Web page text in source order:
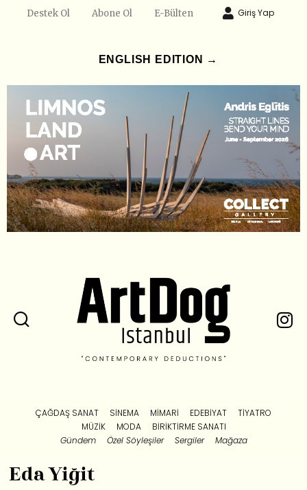
Destek Ol Abone Ol E-Bülten Giriş Yap
ENGLISH EDITION →
ÇAĞDAŞ SANAT SINEMA MIMARI EDEBIYAT
TIYATRO
MÜZIK
MODA
BIRIKTIRME SANATI
Gündem
Özel Söyleşiler Sergiler Mağaza
Eda Yiğit